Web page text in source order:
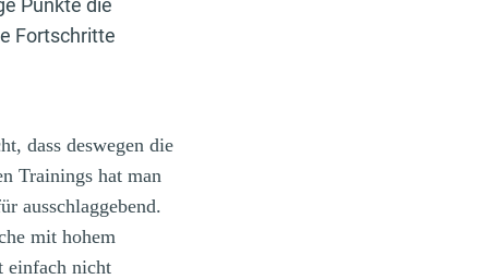
Punkte die
Fortschritte
dass deswegen die
Trainings hat man
ausschlaggebend.
mit hohem
einfach nicht